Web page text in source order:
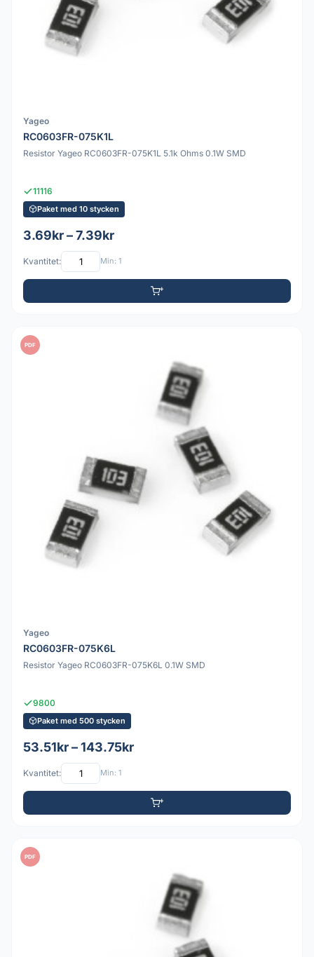
Yageo
RC0603FR-075K1L
Resistor Yageo RC0603FR-075K1L 5.1k Ohms 0.1W SMD
11116
Paket med 10 stycken
3.69kr – 7.39kr
Kvantitet: Min: 1
PDF
Yageo
RC0603FR-075K6L
Resistor Yageo RC0603FR-075K6L 0.1W SMD
9800
Paket med 500 stycken
53.51kr – 143.75kr
Kvantitet: Min: 1
PDF